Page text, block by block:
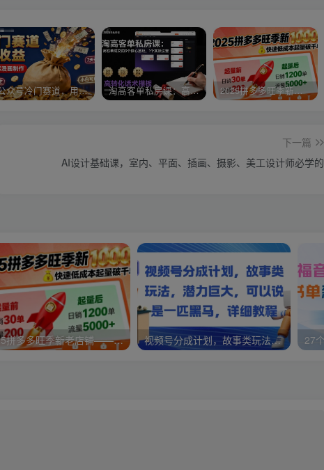
公众号冷门赛道，用AI做情感漫画，7天开通流量主，操作简单，小白可玩 淘高客单私房课：高客单成交的3个核心基础，1个实操法宝 2025拼多多旺季新老店铺——快速低成本起量破千单
下一篇
AI设计基础课，室内、平面、插画、摄影、美工设计师必学的
2025拼多多旺季新老店铺——快速低成本起量破千单 视频号分成计划，故事类玩法，潜力巨大，可以说是一匹黑马，详细教程